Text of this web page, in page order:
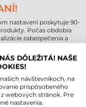
nastavení poskytuje 90-
Počas obdobia
zabezpečenia a
tablet a pod.) dostali
odporúčame zakúpiť si
spôsobom môžete
rokov.
tabletu si vždy
zariadenie nemá
mobilné aplikácie, ktoré
DÔLEŽITÁ! NAŠE
návštevníkoch, na
prispôsobeného
webových stránok. Pre
nastavenia.